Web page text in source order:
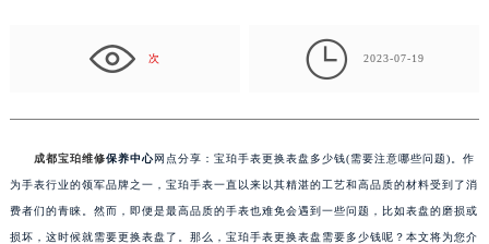
次  2023-07-19
成都宝珀维修保养中心网点分享：宝珀手表更换表盘多少钱(需要注意哪些问题)。作
为手表行业的领军品牌之一，宝珀手表一直以来以其精湛的工艺和高品质的材料受到了消
费者们的青睐。然而，即便是最高品质的手表也难免会遇到一些问题，比如表盘的磨损或
损坏，这时候就需要更换表盘了。那么，宝珀手表更换表盘需要多少钱呢？本文将为您介